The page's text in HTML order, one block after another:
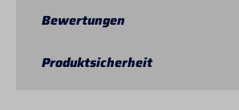
Bewertungen
Produktsicherheit